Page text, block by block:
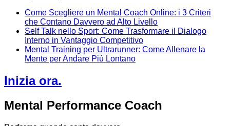
Come Scegliere un Mental Coach Online: i 3 Criteri
che Contano Davvero ad Alto Livello
Self Talk nello Sport: Come Trasformare il Dialogo
Interno in Vantaggio Competitivo
Mental Training per Ultrarunner: Come Allenare la
Mente per Andare Più Lontano
Inizia ora.
Mental Performance Coach